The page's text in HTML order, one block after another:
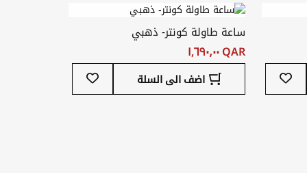
أضف
إلى
قائمة
ساعة طاولة كونتر- ذهبي
QAR ‏١,٦٩٠٫٠٠
اضف الى السلة أضف
إلى
قائمة